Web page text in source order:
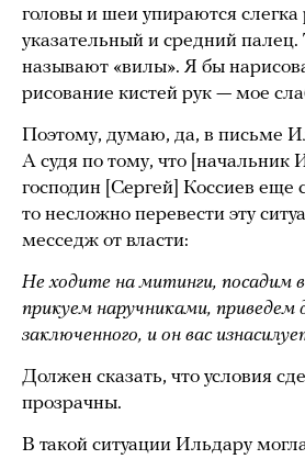
головы и шеи упираются слегка
указательный и средний
называют «вилы». Я бы
рисование кистей рук — мое
Поэтому, думаю, да, в письме
А судя по тому, что [начальник
господин [Сергей] Коссиев еще
то несложно перевести эту
месседж от власти:
Не ходите на митинги,
прикуем наручниками, приведем
заключенного, и он вас
Должен сказать, что условия
прозрачны.
В такой ситуации Ильдару